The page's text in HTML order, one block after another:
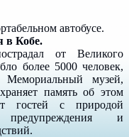
автобусе.
в Кобе.
от Великого
более 5000 человек,
музей,
память об этом
гостей с природой
предупреждения и